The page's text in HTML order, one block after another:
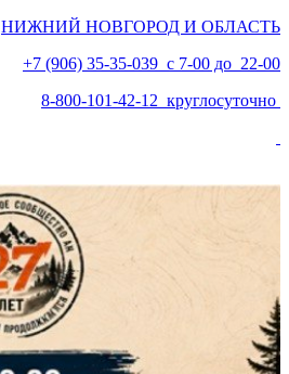
НИЖНИЙ НОВГОРОД И ОБЛАСТЬ
+7 (906) 35-35-039 с 7-00 до 22-00
8-800-101-42-12 круглосуточно